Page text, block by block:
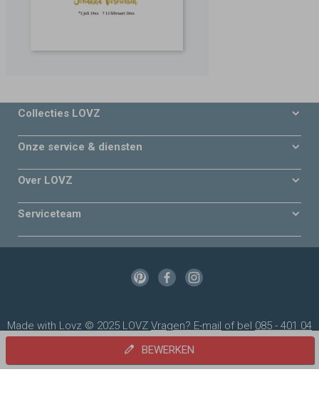
BEWERKEN
Collecties LOVZ
Onze service & diensten
Over LOVZ
Serviceteam
Made with Lovz © 2025 LOVZ Vragen? E-mail of bel 085 - 401 04
(werkdagen tot 18.00 uur)